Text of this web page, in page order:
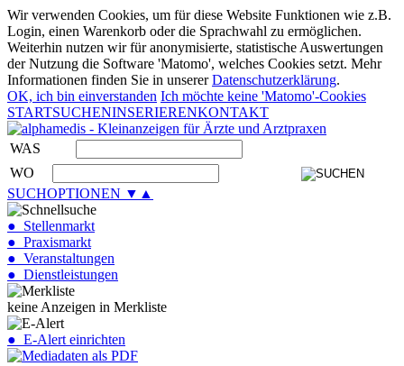
Wir verwenden Cookies, um für diese Website Funktionen wie z.B.
Login, einen Warenkorb oder die Sprachwahl zu ermöglichen.
Weiterhin nutzen wir für anonymisierte, statistische Auswertungen
der Nutzung die Software 'Matomo', welches Cookies setzt. Mehr
Informationen finden Sie in unsererDatenschutzerklärung.
OK, ich bin einverstanden Ich möchte keine 'Matomo'-Cookies
STARTSUCHENINSERIERENKONTAKT
WAS
WO
SUCHOPTIONEN ▼▲
● Stellenmarkt
● Praxismarkt
● Veranstaltungen
● Dienstleistungen
keine Anzeigen in Merkliste
● E-Alert einrichten